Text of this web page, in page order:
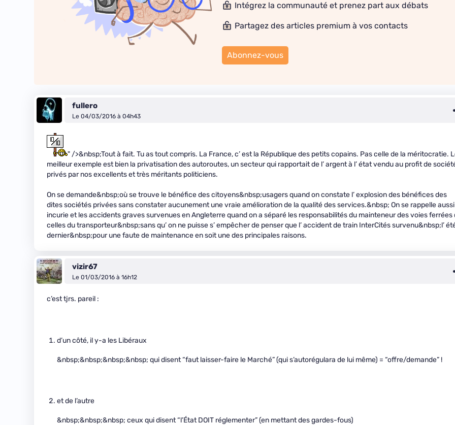
Intégrez la communauté et prenez part aux débats
Partagez des articles premium à vos contacts
Abonnez-vous
fullero
Le 04/03/2016 à 04h43
" />&nbsp;Tout à fait. Tu as tout compris. La France, c’ est la République des petits copains. Pas celle de la méritocratie.
meilleur exemple est bien la privatisation des autoroutes, un secteur qui rapportait de l’ argent à l’ état vendu au profit de
privés par nos excellents et très méritants politiciens.
On se demande&nbsp;où se trouve le bénéfice des citoyens&nbsp;usagers quand on constate l’ explosion des bénéfices des
dites sociétés privées sans constater aucunement une vraie amélioration de la qualité des services.&nbsp; On se rappelle aussi
incurie et les accidents graves survenues en Angleterre quand on a séparé les responsabilités du mainteneur des voies ferrées
celles du transporteur&nbsp;sans qu’ on ne puisse s’ empêcher de penser que l’ accident de train InterCités survenu&nbsp;l’
dernier&nbsp;pour une faute de maintenance en soit une des principales raisons.
vizir67
Le 01/03/2016 à 16h12
c’est tjrs. pareil :
d’un côté, il y-a les Libéraux
&nbsp;&nbsp;&nbsp;&nbsp; qui disent “faut laisser-faire le Marché” (qui s’autorégulara de lui même) = “offre/demande” !
et de l’autre
&nbsp;&nbsp;&nbsp; ceux qui disent “l’État DOIT réglementer” (en mettant des gardes-fous)